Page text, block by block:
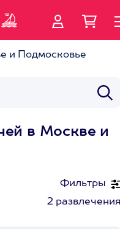
и Подмосковье
в Москве и
Фильтры
2